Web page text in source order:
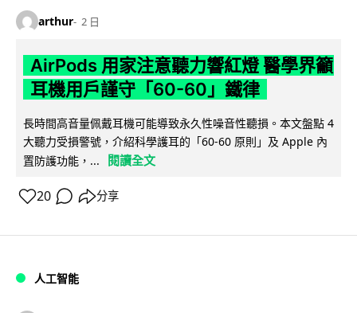
arthur 2 日
AirPods 用家注意聽力響紅燈 醫學界籲
耳機用戶謹守「60-60」鐵律
長時間高音量佩戴耳機可能導致永久性噪音性聽損。本文盤點 4
大聽力受損警號，介紹科學護耳的「60-60 原則」及 Apple 內
置防護功能，...
閱讀全文
20 分享
人工智能